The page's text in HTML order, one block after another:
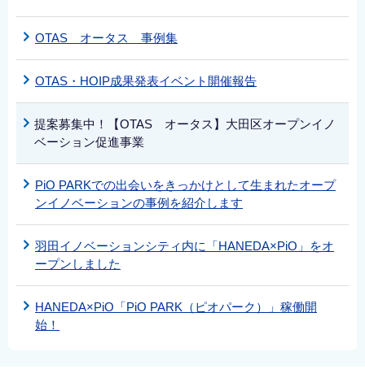
OTAS オータス 事例集
OTAS・HOIP成果発表イベント開催報告
提案募集中！【OTAS オータス】大田区オープンイノ
ベーション促進事業
PiO PARKでの出会いをきっかけとして生まれたオープ
ンイノベーションの事例を紹介します
羽田イノベーションシティ内に「HANEDA×PiO」をオ
ープンしました
HANEDA×PiO「PiO PARK（ピオパーク）」稼働開
始！